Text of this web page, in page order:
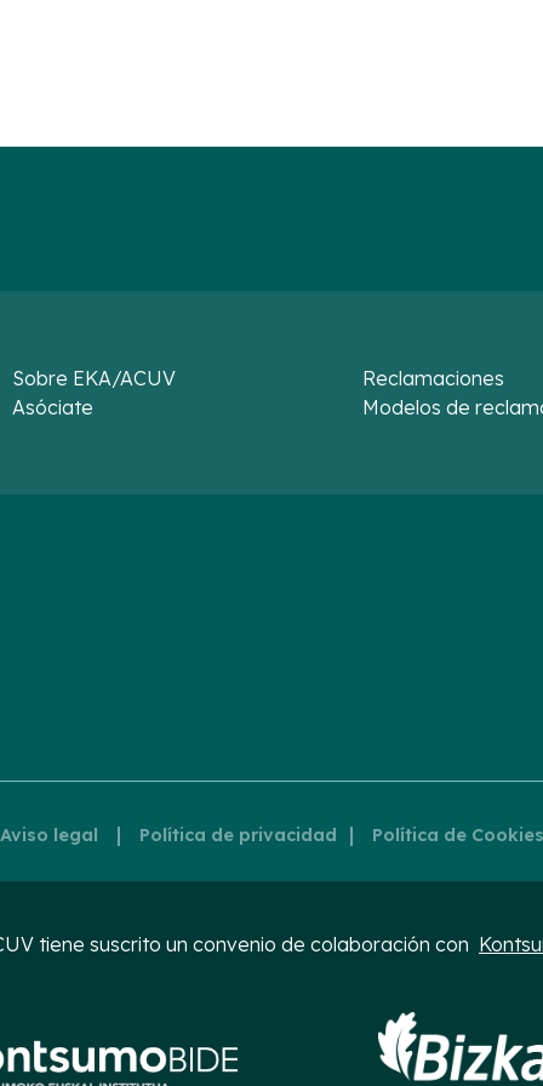
Sobre EKA/ACUV
Asóciate
Reclamaciones
Modelos de
Aviso legal | Política de privacidad | Política de Cookies
tiene suscrito un convenio de colaboración con